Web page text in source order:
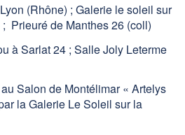
(Rhône) ; Galerie le soleil sur
Prieuré de Manthes 26 (coll)
à Sarlat 24 ; Salle Joly Leterme
Salon de Montélimar « Artelys
la Galerie Le Soleil sur la